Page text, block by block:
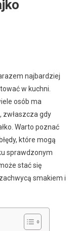
najbardziej
w kuchni.
osób ma
zwłaszcza gdy
Warto poznać
które mogą
sprawdzonym
stać się
smakiem i